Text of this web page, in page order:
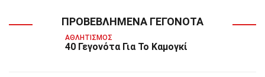
ΠΡΟΒΕΒΛΗΜΈΝΑ ΓΕΓΟΝΌΤΑ
ΑΘΛΗΤΙΣΜΌΣ
40 Γεγονότα Για Το Καμογκί